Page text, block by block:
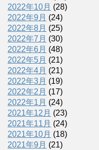
2022年10月 (28)
2022年9月 (24)
2022年8月 (25)
2022年7月 (30)
2022年6月 (48)
2022年5月 (21)
2022年4月 (21)
2022年3月 (19)
2022年2月 (17)
2022年1月 (24)
2021年12月 (23)
2021年11月 (24)
2021年10月 (18)
2021年9月 (21)